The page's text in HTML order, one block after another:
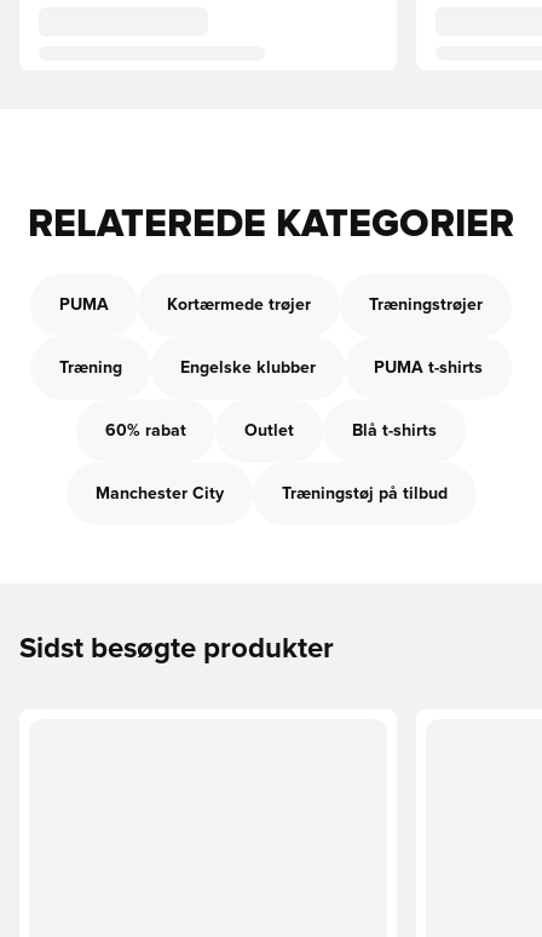
RELATEREDE KATEGORIER
PUMA Kortærmede trøjer Træningstrøjer
Træning Engelske klubber PUMA t-shirts
60% rabat Outlet Blå t-shirts
Manchester City Træningstøj på tilbud
Sidst besøgte produkter